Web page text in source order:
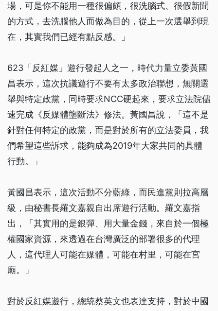
場，可是你不能用一種很偏頗，很洗腦式、很假新聞
的方式，去洗腦他人而做為目的，從上一次選舉到現
在，其實我們已經有點反感。」
623「反紅媒」遊行發起人之一，時代力量立委黃國
昌表示，這次抗議遊行不要有太多政治聯想，無關選
舉與特定政黨，同時要求NCC硬起來，要求立法院儘
速完成《反媒體壟斷法》修法。黃國昌說，「這不是
針對任何特定的政黨，而是對於所有的立法委員，我
們希望這些訴求，能夠成為2019年大家共同的具體
行動。」
黃國昌表示，這次活動不分藍綠，而民進黨則拉高層
級，由秘書長羅文嘉親自出席遊行活動。羅文嘉指
出，「其實用的是銀彈、用大量金錢，來自於一個極
權國家資源，來透過在台灣廣泛的部署很多的代理
人，這代理人可能在媒體，可能在村里，可能在宮
廟。」
對於反紅媒遊行，總統蔡英文也表達支持，對於中國